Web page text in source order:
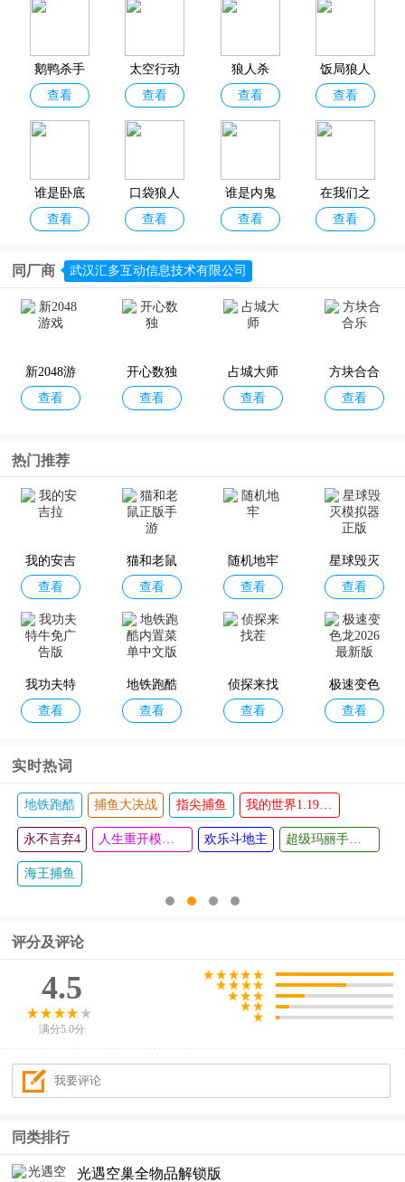
富翁飞行棋等热门派对聚会游戏，题材玩法囊括狼人杀类、多人联机
类、棋牌桌游类、开放世界类、恐怖解谜类等，可以满足各位玩家对
手机聚会游戏的不同需求！欢迎分享收藏！
鹅鸭杀手
游2026最
新版
查看
太空行动
国服最新
版
查看
狼人杀
查看
饭局狼人
查看
谁是卧底
手游官方
查看
口袋狼人
杀
查看
谁是内鬼
国际服(Su
查看
在我们之
间2026最
查看
谁是外星
我们的派
本
推理学院
狼人嫌疑
最新版
决
查看
同厂商 武汉汇多互动信息技术有限公司
新2048游
戏
查看
开心数独
查看
占城大师
查看
方块合合
乐
查看
热门推荐
我的安吉
拉
查看
猫和老鼠
正版手游
查看
随机地牢
查看
星球毁灭
模拟器正
版
查看
我功夫特
牛免广告
查看
地铁跑酷
内置菜单
查看
侦探来找
茬
查看
极速变色
龙2026最
查看
实时热词
地铁跑酷 捕鱼大决战 指尖捕鱼 我的世界1.19基岩版
永不言弃4 人生重开模拟器 欢乐斗地主 超级玛丽手机版
海王捕鱼
评分及评论
4.5
满分5.0分
同类排行
光遇空巢全物品解锁版